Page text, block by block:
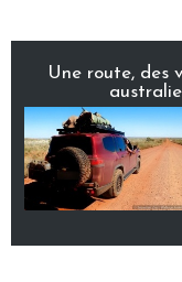
Une route, des